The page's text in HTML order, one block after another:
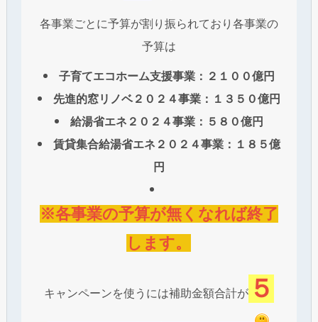
各事業ごとに予算が割り振られており各事業の
予算は
子育てエコホーム支援事業：２１００億円
先進的窓リノベ２０２４事業：１３５０億円
給湯省エネ２０２４事業：５８０億円
賃貸集合給湯省エネ２０２４事業：１８５億
円
※各事業の予算が無くなれば終了
します。
キャンペーンを使うには補助金額合計が５